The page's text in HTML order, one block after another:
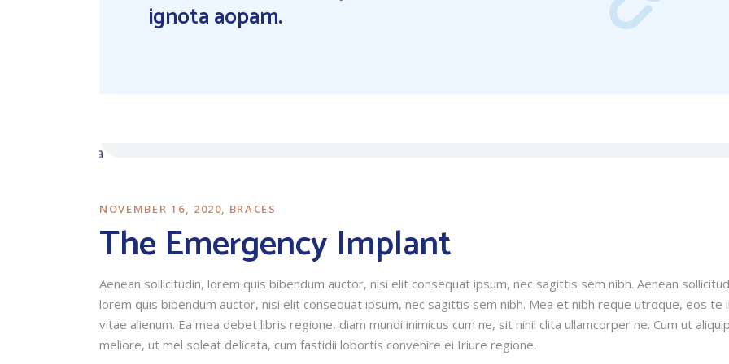
ignota aopam.
NOVEMBER 16, 2020 BRACES
The Emergency Implant
Aenean sollicitudin, lorem quis bibendum auctor, nisi elit consequat ipsum, nec sagittis sem nibh. Aenean
lorem quis bibendum auctor, nisi elit consequat ipsum, nec sagittis sem nibh. Mea et nibh reque utroque, eos te
vitae alienum. Ea mea debet libris regione, diam mundi inimicus cum ne, sit nihil clita ullamcorper ne. Cum ut aliquip
meliore, ut mel soleat delicata, cum fastidii lobortis convenire ei Iriure regione.